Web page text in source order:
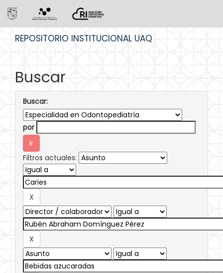
REPOSITORIO INSTITUCIONAL UAQ
Buscar
Buscar:
por
Filtros actuales: